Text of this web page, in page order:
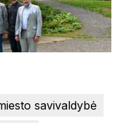
savivaldybė